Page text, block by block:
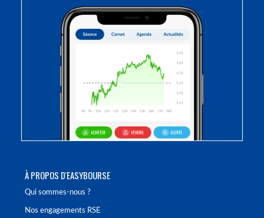
À PROPOS D'EASYBOURSE
Qui sommes-nous ?
Nos engagements RSE